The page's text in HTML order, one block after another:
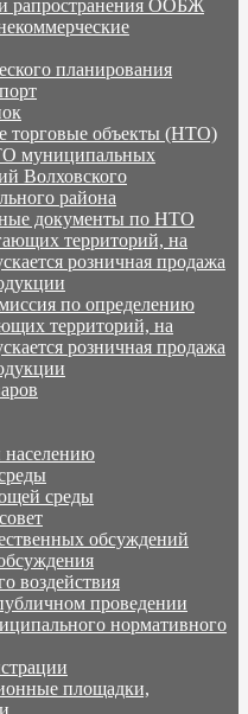
рапространения ООБЖ
планирования
торговые объекты (НТО)
муниципальных
Волховского
района
документы по НТО
территорий, на
розничная продажа
по определению
территорий, на
розничная продажа
населению
среды
обсуждений
воздействия
проведении
нормативного
площадки,